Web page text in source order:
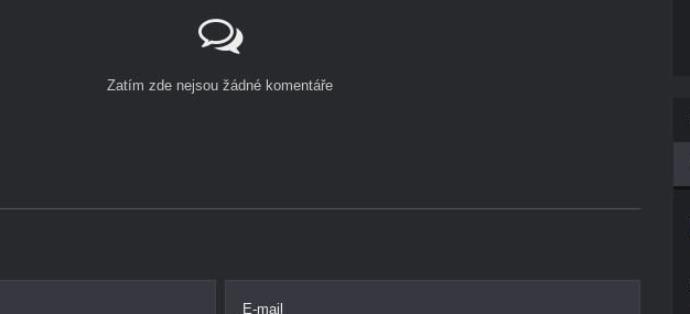
Zatím zde nejsou žádné komentáře
E-mail